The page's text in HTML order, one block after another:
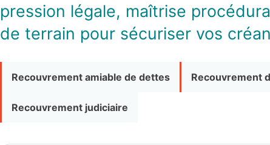
pression légale, maîtrise
de terrain pour sécuriser vos
Recouvrement amiable de dettes Recouvrement
Recouvrement judiciaire